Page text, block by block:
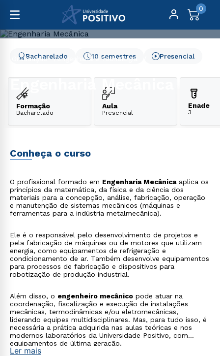
0
Graduação
Engenharia e Tecnologia
Engenharia Mecânica
10 semestres
Bacharelado Presencial
Formação
Bacharelado
Aula
Presencial
Enade
3
Conheça o curso
O profissional formado em Engenharia Mecânicaaplica os
princípios da matemática, da física e da ciência dos
materiais para a concepção, análise, fabricação, operação
e manutenção de sistemas mecânicos (máquinas e
ferramentas para a indústria metalmecânica).
Ele é o responsável pelo desenvolvimento de projetos e
pela fabricação de máquinas ou de motores que utilizam
energia, como equipamentos de refrigeração e
condicionamento de ar. Também desenvolve equipamentos
para processos de fabricação e dispositivos para
robotização de produção industrial.
Além disso, o engenheiro mecânico pode atuar na
coordenação, fiscalização e execução de instalações
mecânicas, termodinâmicas e/ou eletromecânicas,
liderando equipes multidisciplinares. Mas, para tudo isso, é
necessária a prática adquirida nas aulas teóricas e nos
modernos laboratórios da Universidade Positivo, com
equipamentos de última geração.
Ler mais